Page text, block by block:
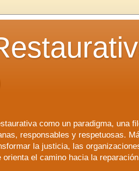
como un paradigma, una
responsables y respetuosas.
la justicia, las
orienta el camino hacia la